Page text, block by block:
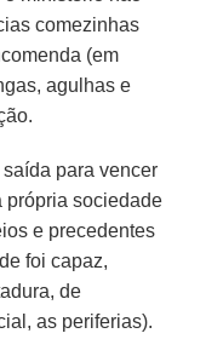
comezinhas
(em
agulhas e
para vencer
própria sociedade
e precedentes
foi capaz,
de
as periferias).